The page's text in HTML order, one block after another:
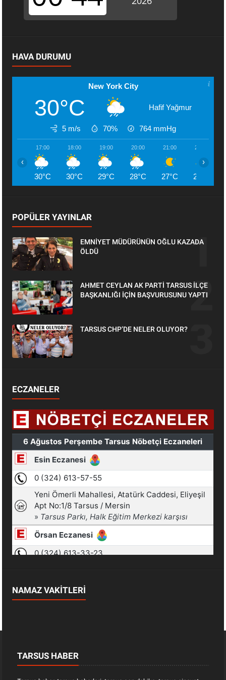
HAVA DURUMU
New York City
30°C Hafif Yağmur
5 m/s 70% 764 mmHg
17:00
30°C
18:00
30°C
19:00
29°C
20:00
28°C
21:00
27°C
22:00
27°C
‹ ›
POPÜLER YAYINLAR
EMNİYET MÜDÜRÜNÜN OĞLU KAZADA
ÖLDÜ
AHMET CEYLAN AK PARTİ TARSUS İLÇE
BAŞKANLIĞI İÇİN BAŞVURUSUNU YAPTI
TARSUS CHP’DE NELER OLUYOR?
ECZANELER
NAMAZ VAKİTLERİ
TARSUS HABER